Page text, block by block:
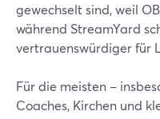
gewechselt sind, weil
während StreamYard
vertrauenswürdiger für
Für die meisten –
Coaches, Kirchen und